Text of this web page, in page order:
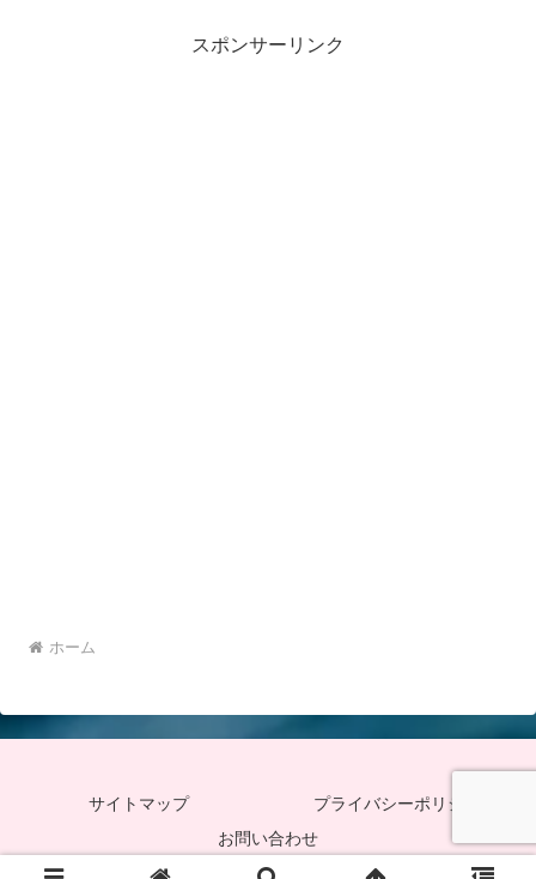
スポンサーリンク
ホーム
サイトマップ
プライバシーポリシー
お問い合わせ